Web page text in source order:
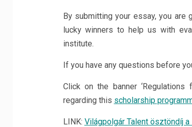
By submitting your essay, you
lucky winners to help us with
institute.
If you have any questions before
Click on the banner
regarding this scholarship
LINK: Világpolgár Talent ösztöndíj a